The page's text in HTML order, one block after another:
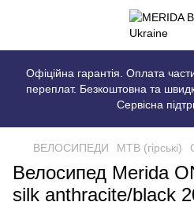
Офіційна гарантія. Оплата
переплат. Безкоштовна та
Сервісна
ВЕЛОСИПЕДИ MTB (гірські)
Велосипед Merida
silk anthracite/black